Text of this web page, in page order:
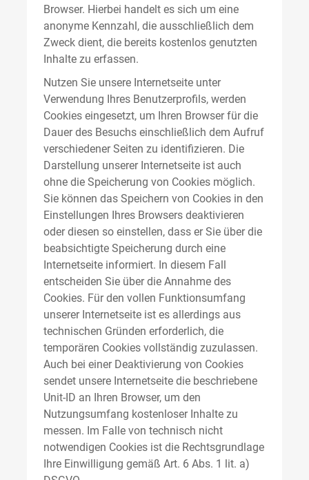
Browser. Hierbei handelt es sich um eine
anonyme Kennzahl, die ausschließlich dem
Zweck dient, die bereits kostenlos genutzten
Inhalte zu erfassen.
Nutzen Sie unsere Internetseite unter
Verwendung Ihres Benutzerprofils, werden
Cookies eingesetzt, um Ihren Browser für die
Dauer des Besuchs einschließlich dem Aufruf
verschiedener Seiten zu identifizieren. Die
Darstellung unserer Internetseite ist auch
ohne die Speicherung von Cookies möglich.
Sie können das Speichern von Cookies in den
Einstellungen Ihres Browsers deaktivieren
oder diesen so einstellen, dass er Sie über die
beabsichtigte Speicherung durch eine
Internetseite informiert. In diesem Fall
entscheiden Sie über die Annahme des
Cookies. Für den vollen Funktionsumfang
unserer Internetseite ist es allerdings aus
technischen Gründen erforderlich, die
temporären Cookies vollständig zuzulassen.
Auch bei einer Deaktivierung von Cookies
sendet unsere Internetseite die beschriebene
Unit-ID an Ihren Browser, um den
Nutzungsumfang kostenloser Inhalte zu
messen. Im Falle von technisch nicht
notwendigen Cookies ist die Rechtsgrundlage
Ihre Einwilligung gemäß Art. 6 Abs. 1 lit. a)